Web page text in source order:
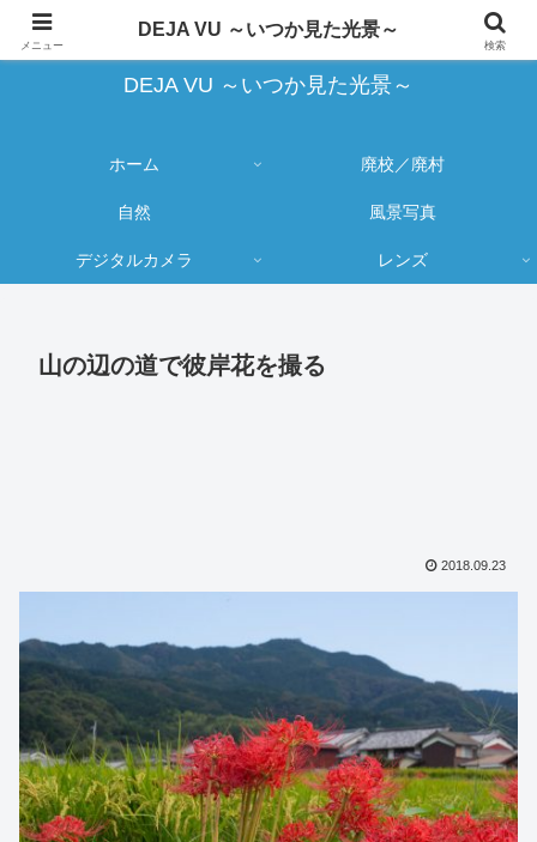
蔵出し写真の大売り出しとカメラ物欲のブログ
DEJA VU ～いつか見た光景～
ホーム 廃校／廃村
自然 風景写真
デジタルカメラ レンズ
山の辺の道で彼岸花を撮る
2018.09.23
メニュー
DEJA VU ～いつか見た光景～
検索